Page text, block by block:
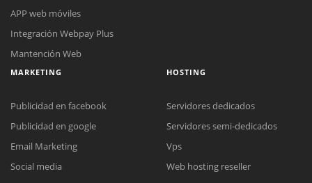
APP web móviles
Integración Webpay Plus
Mantención Web
MARKETING
Publicidad en facebook
Publicidad en google
Email Marketing
Social media
HOSTING
Servidores dedicados
Servidores semi-dedicados
Vps
Web hosting reseller